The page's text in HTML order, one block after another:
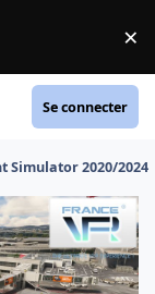
×
Se connecter
Simulator 2020/2024